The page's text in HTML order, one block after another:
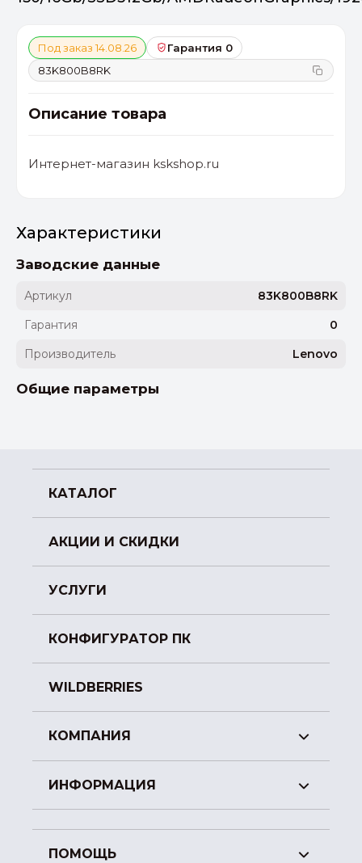
Под заказ 14.08.26
Гарантия 0
83K800B8RK
Описание товара
Интернет-магазин kskshop.ru
Характеристики
Заводские данные
Артикул
83K800B8RK
Гарантия
0
Производитель
Lenovo
Общие параметры
КАТАЛОГ
АКЦИИ И СКИДКИ
УСЛУГИ
КОНФИГУРАТОР ПК
WILDBERRIES
КОМПАНИЯ
ИНФОРМАЦИЯ
ПОМОЩЬ